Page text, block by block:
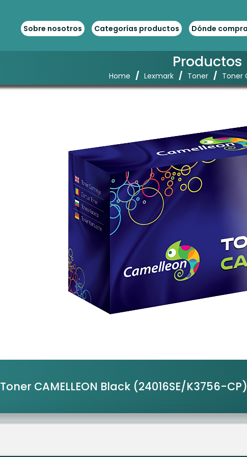
Sobre nosotros Categorías productos Dónde
Productos
Home / Lexmark / Toner / Toner
Toner CAMELLEON Black (24016SE/K3756-CP)